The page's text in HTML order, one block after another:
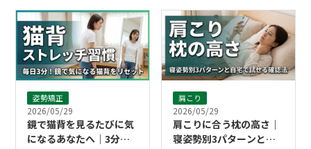
ケア
な疑問｜こころ整骨院 琴
似院
姿勢矯正
2026/05/29
鏡で猫背を見るたびに気
になるあなたへ｜3分で
肩こり
2026/05/29
肩こりに合う枕の高さ｜
寝姿勢別3パターンと自